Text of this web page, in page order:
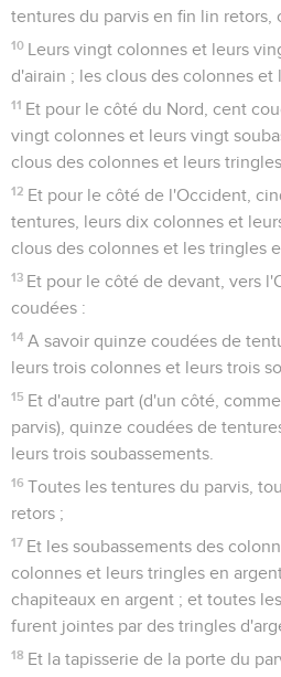
tentures du parvis en fin lin retors,
10 Leurs vingt colonnes et leurs
d'airain ; les clous des colonnes et
11 Et pour le côté du Nord, cent
vingt colonnes et leurs vingt
clous des colonnes et leurs
12 Et pour le côté de l'Occident,
tentures, leurs dix colonnes et
clous des colonnes et les tringles
13 Et pour le côté de devant, vers
coudées :
14 A savoir quinze coudées de
leurs trois colonnes et leurs trois
15 Et d'autre part (d'un côté,
parvis), quinze coudées de
leurs trois soubassements.
16 Toutes les tentures du parvis,
retors ;
17 Et les soubassements des
colonnes et leurs tringles en
chapiteaux en argent ; et toutes
furent jointes par des tringles
18 Et la tapisserie de la porte du